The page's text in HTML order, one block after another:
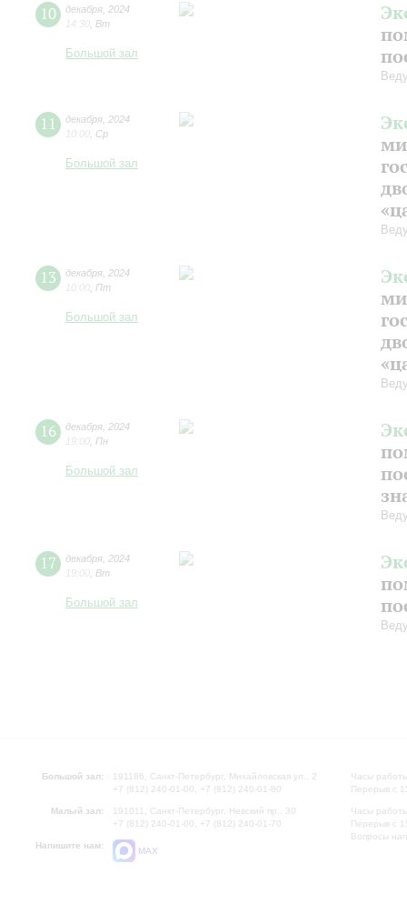
10 декабря 2024
14:30 Вт
Большой зал
11 декабря 2024
10:00 Ср
Большой зал
13 декабря 2024
10:00 Пт
Большой зал
16 декабря 2024
19:00 Пн
Большой зал
17 декабря 2024
19:00 Вт
Большой зал
Большой зал:
191186, Санкт-Петербург, Михайловская ул., 2
+7 (812) 240-01-00, +7 (812) 240-01-80
Малый зал:
191011, Санкт-Петербург, Невский пр., 30
+7 (812) 240-01-00, +7 (812) 240-01-70
Напишите нам:
MAX
Часы
Перерыв с
Часы
Перерыв с
Вопросы